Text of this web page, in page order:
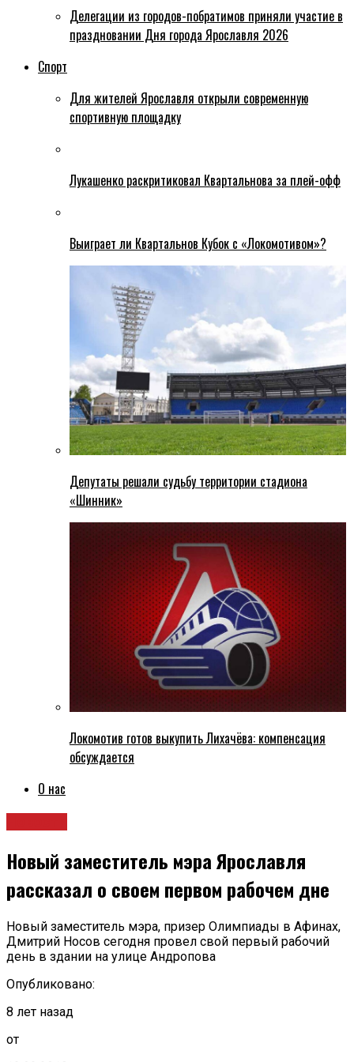
Делегации из городов-побратимов приняли участие в
праздновании Дня города Ярославля 2026
Спорт
Для жителей Ярославля открыли современную
спортивную площадку
Лукашенко раскритиковал Квартальнова за плей-офф
Выиграет ли Квартальнов Кубок с «Локомотивом»?
Депутаты решали судьбу территории стадиона
«Шинник»
Локомотив готов выкупить Лихачёва: компенсация
обсуждается
О нас
Новый заместитель мэра Ярославля
рассказал о своем первом рабочем дне
Новый заместитель мэра, призер Олимпиады в Афинах,
Дмитрий Носов сегодня провел свой первый рабочий
день в здании на улице Андропова
Опубликовано:
8 лет назад
от